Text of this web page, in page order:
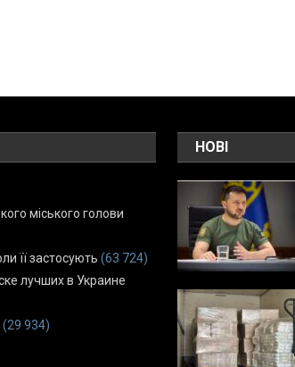
міського голови
її застосують (63 724)
лучших в Украине
(29 934)
НОВІ